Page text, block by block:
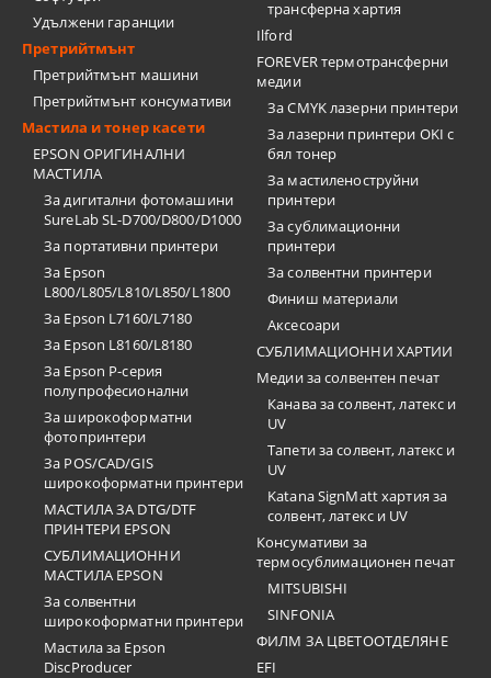
Удължени гаранции
Претрийтмънт
Претрийтмънт машини
Претрийтмънт консумативи
Мастила и тонер касети
EPSON ОРИГИНАЛНИ
МАСТИЛА
За дигитални фотомашини
SureLab SL-D700/D800/D1000
За портативни принтери
За Epson
L800/L805/L810/L850/L1800
За Epson L7160/L7180
За Epson L8160/L8180
За Epson P-серия
полупрофесионални
За широкоформатни
фотопринтери
За POS/CAD/GIS
широкоформатни принтери
МАСТИЛА ЗА DTG/DTF
ПРИНТЕРИ EPSON
СУБЛИМАЦИОННИ
МАСТИЛА EPSON
За солвентни
широкоформатни принтери
Мастила за Epson
DiscProducer
трансферна хартия
Ilford
FOREVER термотрансферни
медии
За CMYK лазерни принтери
За лазерни принтери OKI с
бял тонер
За мастиленоструйни
принтери
За сублимационни
принтери
За солвентни принтери
Финиш материали
Аксесоари
СУБЛИМАЦИОННИ ХАРТИИ
Медии за солвентен печат
Канава за солвент, латекс и
UV
Тапети за солвент, латекс и
UV
Katana SignMatt хартия за
солвент, латекс и UV
Консумативи за
термосублимационен печат
MITSUBISHI
SINFONIA
ФИЛМ ЗА ЦВЕТООТДЕЛЯНЕ
EFI